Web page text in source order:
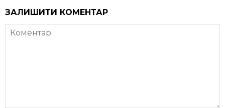
ЗАЛИШИТИ КОМЕНТАР